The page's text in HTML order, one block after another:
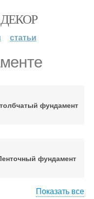
статьи
фундамент
фундамент
Показать все